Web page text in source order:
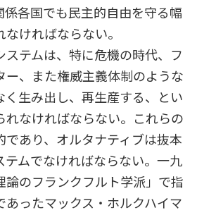
係各国でも民主的自由を守る幅
ければならない。
ステムは、特に危機の時代、フ
ー、また権威主義体制のような
く生み出し、再生産する、とい
れなければならない。これらの
であり、オルタナティブは抜本
テムでなければならない。一九
論のフランクフルト学派」で指
あったマックス・ホルクハイマ